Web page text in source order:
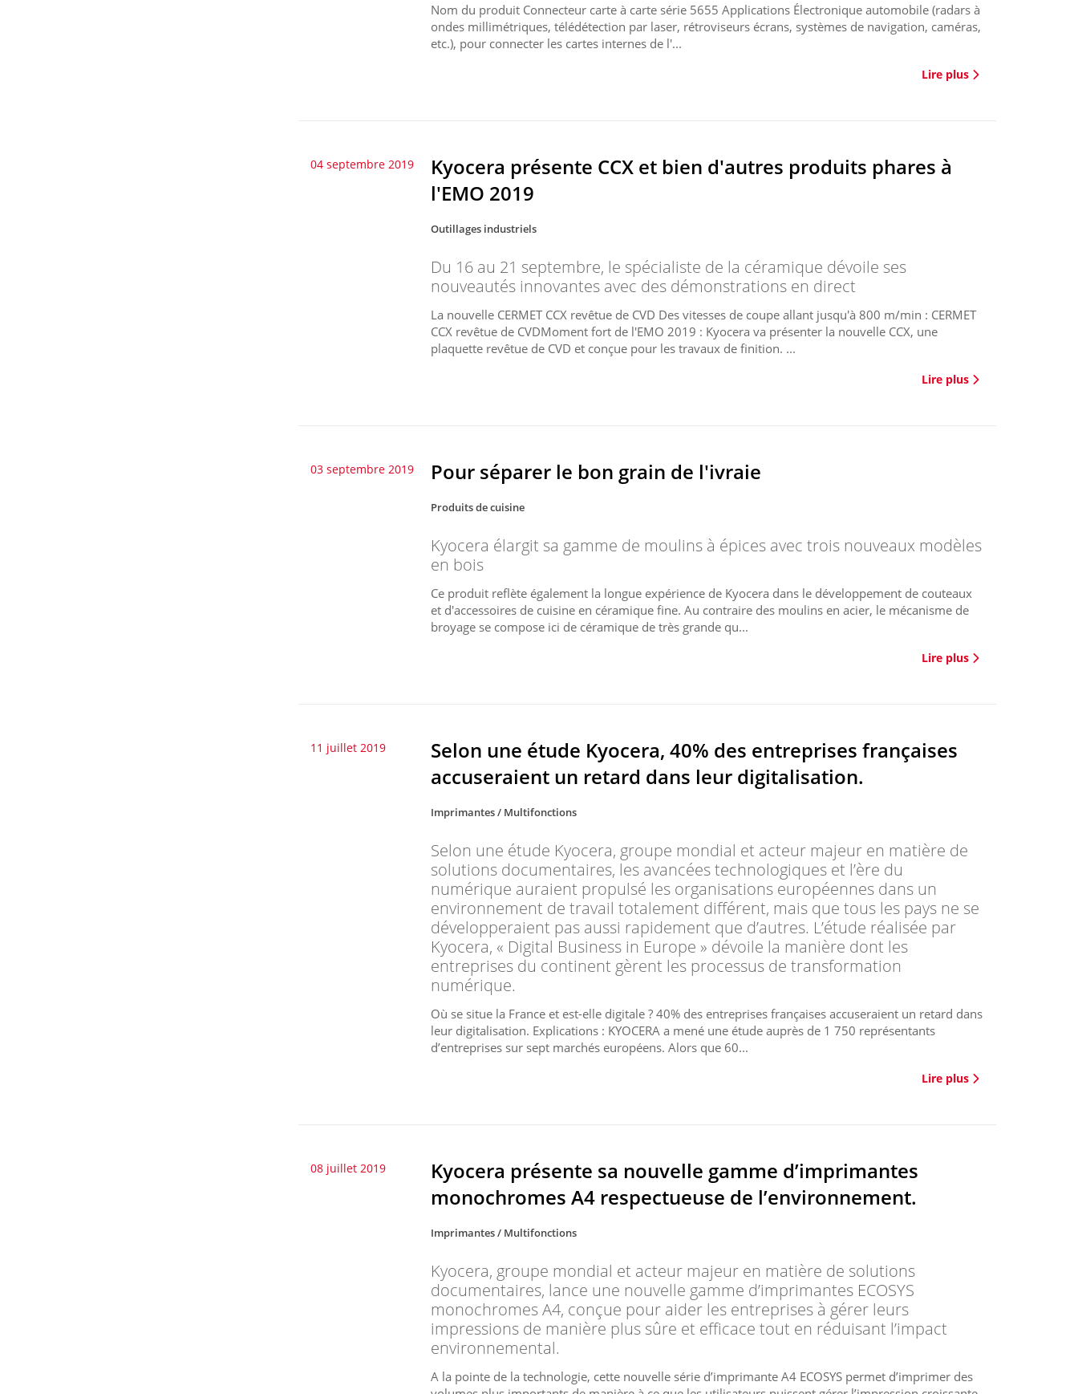
Nom du produit Connecteur carte à carte série 5655 Applications Électronique automobile (radars à
ondes millimétriques, télédétection par laser, rétroviseurs écrans, systèmes de navigation, caméras,
etc.), pour connecter les cartes internes de l'...
Lire plus
04 septembre 2019
Kyocera présente CCX et bien d'autres produits phares à
l'EMO 2019
Outillages industriels
Du 16 au 21 septembre, le spécialiste de la céramique dévoile ses
nouveautés innovantes avec des démonstrations en direct
La nouvelle CERMET CCX revêtue de CVD Des vitesses de coupe allant jusqu'à 800 m/min : CERMET
CCX revêtue de CVDMoment fort de l'EMO 2019 : Kyocera va présenter la nouvelle CCX, une
plaquette revêtue de CVD et conçue pour les travaux de finition. ...
Lire plus
03 septembre 2019 Pour séparer le bon grain de l'ivraie
Produits de cuisine
Kyocera élargit sa gamme de moulins à épices avec trois nouveaux modèles
en bois
Ce produit reflète également la longue expérience de Kyocera dans le développement de couteaux
et d'accessoires de cuisine en céramique fine. Au contraire des moulins en acier, le mécanisme de
broyage se compose ici de céramique de très grande qu...
Lire plus
11 juillet 2019
Selon une étude Kyocera, 40% des entreprises françaises
accuseraient un retard dans leur digitalisation.
Imprimantes / Multifonctions
Selon une étude Kyocera, groupe mondial et acteur majeur en matière de
solutions documentaires, les avancées technologiques et l’ère du
numérique auraient propulsé les organisations européennes dans un
environnement de travail totalement différent, mais que tous les pays ne se
développeraient pas aussi rapidement que d’autres. L’étude réalisée par
Kyocera, « Digital Business in Europe » dévoile la manière dont les
entreprises du continent gèrent les processus de transformation
numérique.
Où se situe la France et est-elle digitale ? 40% des entreprises françaises accuseraient un retard dans
leur digitalisation. Explications : KYOCERA a mené une étude auprès de 1 750 représentants
d’entreprises sur sept marchés européens. Alors que 60...
Lire plus
08 juillet 2019
Kyocera présente sa nouvelle gamme d’imprimantes
monochromes A4 respectueuse de l’environnement.
Imprimantes / Multifonctions
Kyocera, groupe mondial et acteur majeur en matière de solutions
documentaires, lance une nouvelle gamme d’imprimantes ECOSYS
monochromes A4, conçue pour aider les entreprises à gérer leurs
impressions de manière plus sûre et efficace tout en réduisant l’impact
environnemental.
A la pointe de la technologie, cette nouvelle série d’imprimante A4 ECOSYS permet d’imprimer des